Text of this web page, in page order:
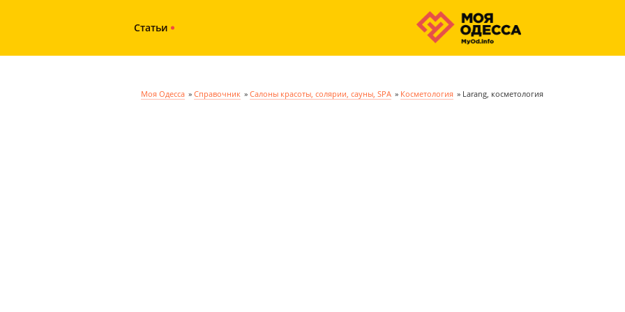
Статьи
Моя Одесса » Справочник » Салоны красоты, солярии, сауны, SPA » Косметология » Larang, косметология